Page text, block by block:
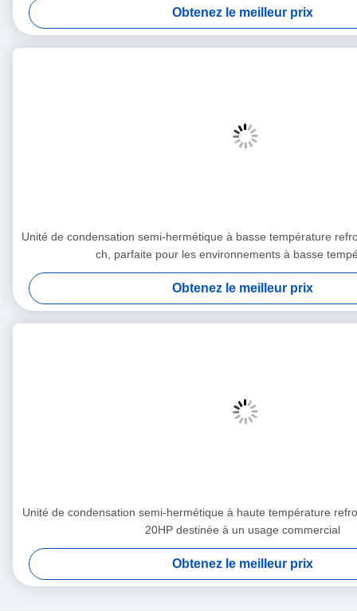
Obtenez le meilleur prix
Unité de condensation semi-hermétique à basse température
ch, parfaite pour les environnements à basse
Obtenez le meilleur prix
Unité de condensation semi-hermétique à haute température
20HP destinée à un usage commercial
Obtenez le meilleur prix